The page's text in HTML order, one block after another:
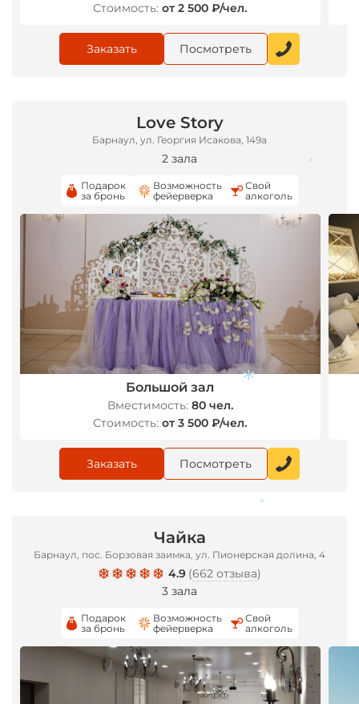
Стоимость: от 2 500 ₽/чел.
Заказать Посмотреть
Love Story
Барнаул, ул. Георгия Исакова, 149а
2 зала
Подарок
за бронь
Возможность
фейерверка
Свой
алкоголь
Большой зал
Вместимость: 80 чел.
Стоимость: от 3 500 ₽/чел.
Заказать Посмотреть
Чайка
Барнаул, пос. Борзовая заимка, ул. Пионерская долина, 4
4.9 (662 отзыва)
3 зала
Подарок
за бронь
Возможность
фейерверка
Свой
алкоголь
*
*